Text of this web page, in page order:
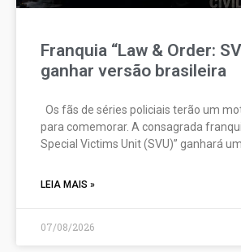
Franquia “Law & Order:
ganhar versão brasileira
Os fãs de séries policiais terão um
para comemorar. A consagrada
Special Victims Unit (SVU)” ganhará
LEIA MAIS »
07/08/2026